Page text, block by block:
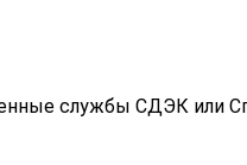
службы СДЭК или